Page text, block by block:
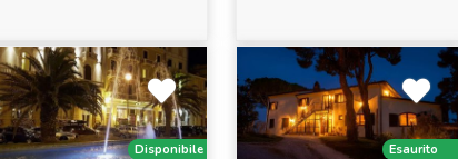
Disponibile Esaurito